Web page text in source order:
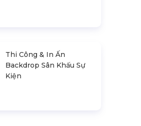
Thi Công & In Ấn
Backdrop Sân Khấu Sự
Kiện